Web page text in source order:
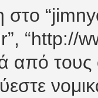
“http://
από